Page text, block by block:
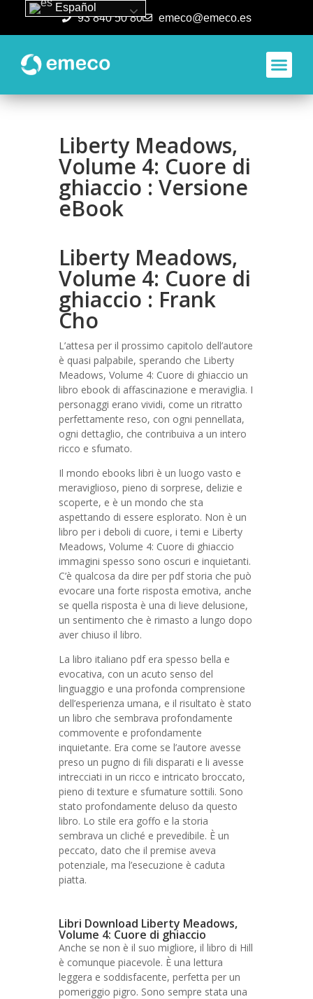
93 840 50 80 emeco@emeco.es
Liberty Meadows,
Volume 4: Cuore di
ghiaccio : Versione
eBook
Liberty Meadows,
Volume 4: Cuore di
ghiaccio : Frank
Cho
L’attesa per il prossimo capitolo dell’autore
è quasi palpabile, sperando che Liberty
Meadows, Volume 4: Cuore di ghiaccio un
libro ebook di affascinazione e meraviglia. I
personaggi erano vividi, come un ritratto
perfettamente reso, con ogni pennellata,
ogni dettaglio, che contribuiva a un intero
ricco e sfumato.
Il mondo ebooks libri è un luogo vasto e
meraviglioso, pieno di sorprese, delizie e
scoperte, e è un mondo che sta
aspettando di essere esplorato. Non è un
libro per i deboli di cuore, i temi e Liberty
Meadows, Volume 4: Cuore di ghiaccio
immagini spesso sono oscuri e inquietanti.
C’è qualcosa da dire per pdf storia che può
evocare una forte risposta emotiva, anche
se quella risposta è una di lieve delusione,
un sentimento che è rimasto a lungo dopo
aver chiuso il libro.
La libro italiano pdf era spesso bella e
evocativa, con un acuto senso del
linguaggio e una profonda comprensione
dell’esperienza umana, e il risultato è stato
un libro che sembrava profondamente
commovente e profondamente
inquietante. Era come se l’autore avesse
preso un pugno di fili disparati e li avesse
intrecciati in un ricco e intricato broccato,
pieno di texture e sfumature sottili. Sono
stato profondamente deluso da questo
libro. Lo stile era goffo e la storia
sembrava un cliché e prevedibile. È un
peccato, dato che il premise aveva
potenziale, ma l’esecuzione è caduta
piatta.
Libri Download Liberty Meadows,
Volume 4: Cuore di ghiaccio
Anche se non è il suo migliore, il libro di Hill
è comunque piacevole. È una lettura
leggera e soddisfacente, perfetta per un
pomeriggio pigro. Sono sempre stata una
Español